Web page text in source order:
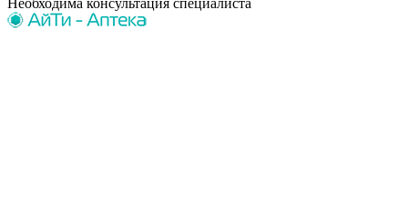
Необходима консультация специалиста